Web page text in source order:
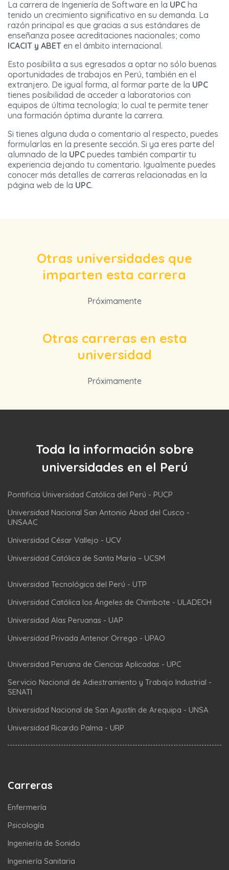
La carrera de Ingeniería de Software en la UPC ha
tenido un crecimiento significativo en su demanda. La
razón principal es que gracias a sus estándares de
enseñanza posee acreditaciones nacionales; como
ICACIT y ABET en el ámbito internacional.
Esto posibilita a sus egresados a optar no sólo buenas
oportunidades de trabajos en Perú, también en el
extranjero. De igual forma, al formar parte de la UPC
tienes posibilidad de acceder a laboratorios con
equipos de última tecnología; lo cual te permite tener
una formación óptima durante la carrera.
Si tienes alguna duda o comentario al respecto, puedes
formularlas en la presente sección. Si ya eres parte del
alumnado de la UPC puedes también compartir tu
experiencia dejando tu comentario. Igualmente puedes
conocer más detalles de carreras relacionadas en la
página web de la UPC.
Otras universidades que
imparten esta carrera
Próximamente
Otras carreras en esta
universidad
Próximamente
Toda la información sobre
universidades en el Perú
Pontificia Universidad Católica del Perú - PUCP
Universidad Nacional San Antonio Abad del Cusco -
UNSAAC
Universidad César Vallejo - UCV
Universidad Católica de Santa María – UCSM
Universidad Tecnológica del Perú - UTP
Universidad Católica los Ángeles de Chimbote - ULADECH
Universidad Alas Peruanas - UAP
Universidad Privada Antenor Orrego - UPAO
Universidad Peruana de Ciencias Aplicadas - UPC
Servicio Nacional de Adiestramiento y Trabajo Industrial -
SENATI
Universidad Nacional de San Agustín de Arequipa - UNSA
Universidad Ricardo Palma - URP
Carreras
Enfermería
Psicología
Ingeniería de Sonido
Ingeniería Sanitaria